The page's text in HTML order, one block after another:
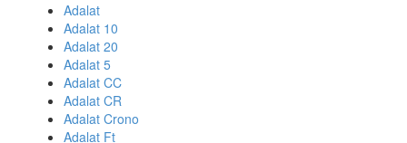
Adalat
Adalat 10
Adalat 20
Adalat 5
Adalat CC
Adalat CR
Adalat Crono
Adalat Ft